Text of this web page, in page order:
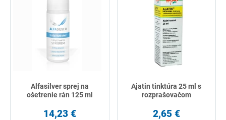
Alfasilver sprej na
ošetrenie rán 125 ml
14,23 €
Ajatin tinktúra 25 ml s
rozprašovačom
2,65 €